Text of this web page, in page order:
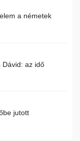
a németek
Dávid: az idő
jutott